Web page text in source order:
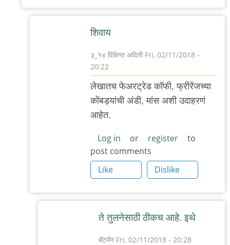
शिवाय
३_१४ विक्षिप्त अदिती Fri, 02/11/2018 -
20:22
In
reply
कदाचित
by
बॅटमॅन
लेखातच फेअरट्रेड कॉफी, फ्रीरेंजच्या
कोंबड्यांची अंडी, मांस अशी उदाहरणं
आहेत.
Log in or register
to
post comments
Like
Dislike
ते तुलनेसाठी ठीकच आहे. इथे
बॅटमॅन Fri, 02/11/2018 - 20:28